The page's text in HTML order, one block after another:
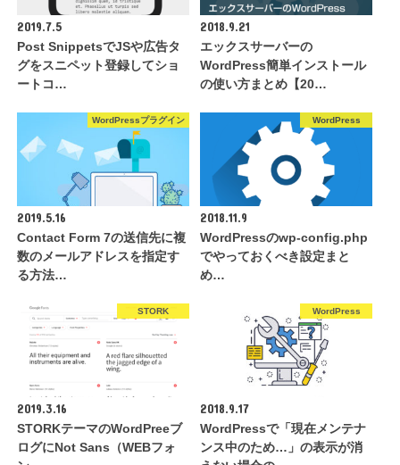
2019.7.5
Post SnippetsでJSや広告タ
グをスニペット登録してショ
ートコ…
2018.9.21
エックスサーバーの
WordPress簡単インストール
の使い方まとめ【20…
WordPressプラグイン
2019.5.16
Contact Form 7の送信先に複
数のメールアドレスを指定す
る方法…
WordPress
2018.11.9
WordPressのwp-config.php
でやっておくべき設定まと
め…
STORK
2019.3.16
STORKテーマのWordPreeブ
ログにNot Sans（WEBフォ
WordPress
2018.9.17
WordPressで「現在メンテナ
ンス中のため…」の表示が消